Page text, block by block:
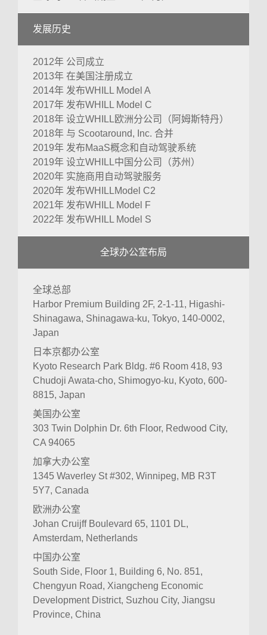
发展历史
2012年 公司成立
2013年 在美国注册成立
2014年 发布WHILL Model A
2017年 发布WHILL Model C
2018年 设立WHILL欧洲分公司（阿姆斯特丹）
2018年 与 Scootaround, Inc. 合并
2019年 发布MaaS概念和自动驾驶系统
2019年 设立WHILL中国分公司（苏州）
2020年 实施商用自动驾驶服务
2020年 发布WHILLModel C2
2021年 发布WHILL Model F
2022年 发布WHILL Model S
全球办公室布局
全球总部
Harbor Premium Building 2F, 2-1-11, Higashi-
Shinagawa, Shinagawa-ku, Tokyo, 140-0002,
Japan
日本京都办公室
Kyoto Research Park Bldg. #6 Room 418, 93
Chudoji Awata-cho, Shimogyo-ku, Kyoto, 600-
8815, Japan
美国办公室
303 Twin Dolphin Dr. 6th Floor, Redwood City,
CA 94065
加拿大办公室
1345 Waverley St #302, Winnipeg, MB R3T
5Y7, Canada
欧洲办公室
Johan Cruijff Boulevard 65, 1101 DL,
Amsterdam, Netherlands
中国办公室
South Side, Floor 1, Building 6, No. 851,
Chengyun Road, Xiangcheng Economic
Development District, Suzhou City, Jiangsu
Province, China